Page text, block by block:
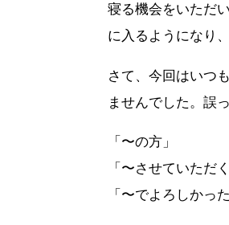
寝る機会をいただ
に入るようになり
さて、今回はいつ
ませんでした。誤
「〜の方」
「〜させていただく
「〜でよろしかっ